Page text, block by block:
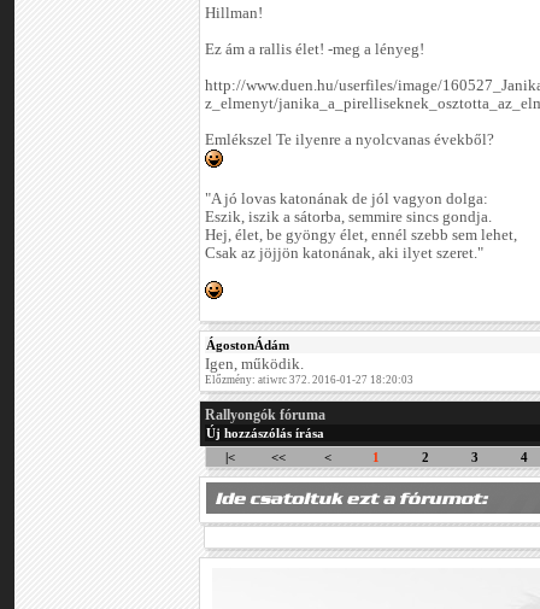
Hillman!
Ez ám a rallis élet! -meg a lényeg!
http://www.duen.hu/userfiles/image/
z_elmenyt/
Emlékszel Te ilyenre a nyolcvanas évekből?
"A jó lovas katonának de jól vagyon dolga:
Eszik, iszik a sátorba, semmire sincs gondja.
Hej, élet, be gyöngy élet, ennél szebb sem lehet,
Csak az jöjjön katonának, aki ilyet szeret."
ÁgostonÁdám
Igen, működik.
Előzmény: atiwrc 372. 2016-01-27 18:20:03
Rallyongók fóruma
Új hozzászólás írása
|<
<< < 1 2 3 4